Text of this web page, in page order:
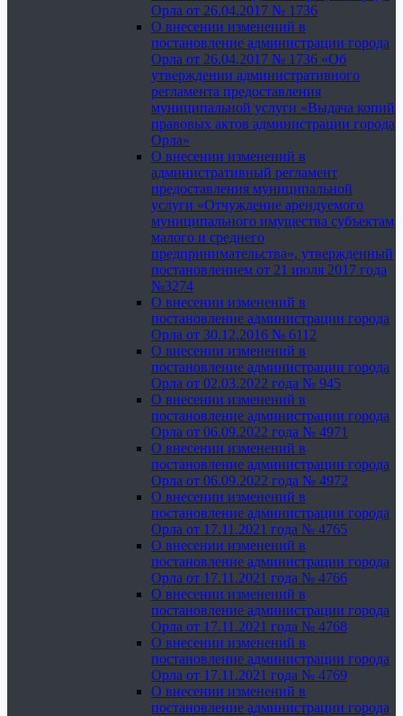
Орла от 26.04.2017 № 1736
О внесении изменений в
постановление администрации города
Орла от 26.04.2017 № 1736 «Об
утверждении административного
регламента предоставления
муниципальной услуги «Выдача копий
правовых актов администрации города
Орла»
О внесении изменений в
административный регламент
предоставления муниципальной
услуги «Отчуждение арендуемого
муниципального имущества субъектам
малого и среднего
предпринимательства», утвержденный
постановлением от 21 июля 2017 года
№3274
О внесении изменений в
постановление администрации города
Орла от 30.12.2016 № 6112
О внесении изменений в
постановление администрации города
Орла от 02.03.2022 года № 945
О внесении изменений в
постановление администрации города
Орла от 06.09.2022 года № 4971
О внесении изменений в
постановление администрации города
Орла от 06.09.2022 года № 4972
О внесении изменений в
постановление администрации города
Орла от 17.11.2021 года № 4765
О внесении изменений в
постановление администрации города
Орла от 17.11.2021 года № 4766
О внесении изменений в
постановление администрации города
Орла от 17.11.2021 года № 4768
О внесении изменений в
постановление администрации города
Орла от 17.11.2021 года № 4769
О внесении изменений в
постановление администрации города